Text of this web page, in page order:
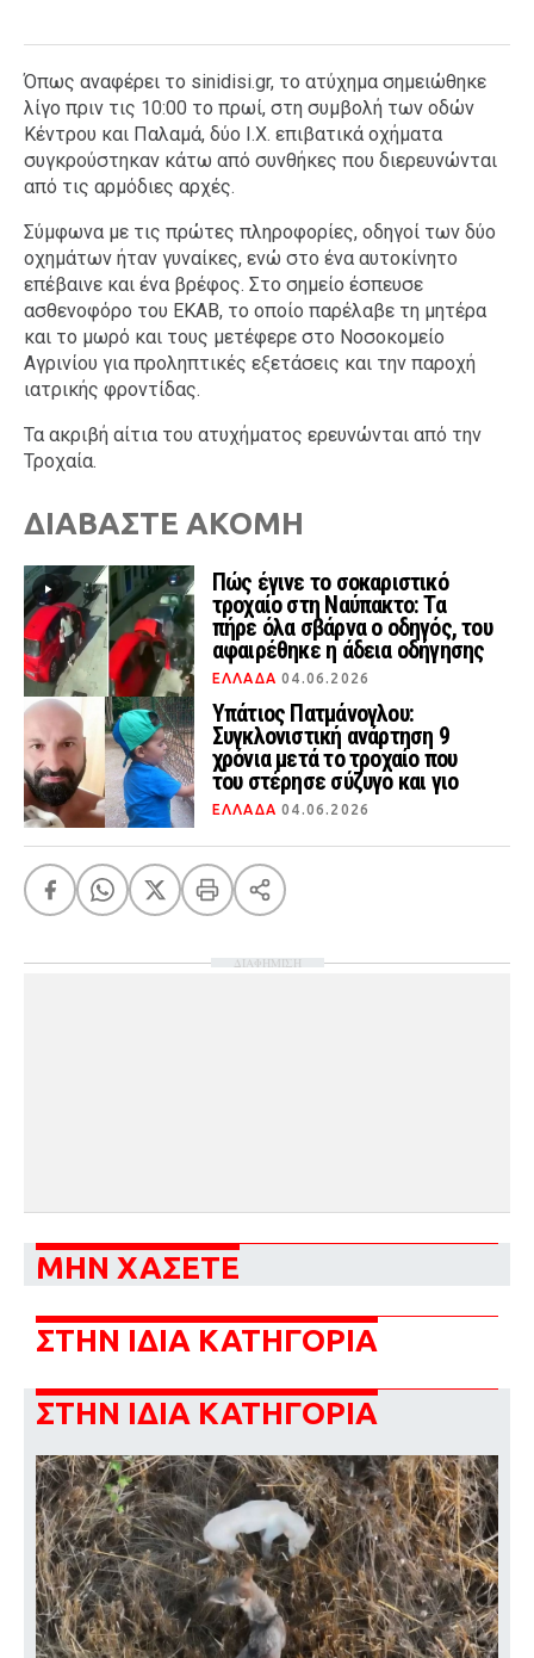
Όπως αναφέρει το sinidisi.gr, το ατύχημα σημειώθηκε
λίγο πριν τις 10:00 το πρωί, στη συμβολή των οδών
Κέντρου και Παλαμά, δύο Ι.Χ. επιβατικά οχήματα
συγκρούστηκαν κάτω από συνθήκες που διερευνώνται
από τις αρμόδιες αρχές.
Σύμφωνα με τις πρώτες πληροφορίες, οδηγοί των δύο
οχημάτων ήταν γυναίκες, ενώ στο ένα αυτοκίνητο
επέβαινε και ένα βρέφος. Στο σημείο έσπευσε
ασθενοφόρο του ΕΚΑΒ, το οποίο παρέλαβε τη μητέρα
και το μωρό και τους μετέφερε στο Νοσοκομείο
Αγρινίου για προληπτικές εξετάσεις και την παροχή
ιατρικής φροντίδας.
Τα ακριβή αίτια του ατυχήματος ερευνώνται από την
Τροχαία.
ΔΙΑΒΑΣΤΕ ΑΚΟΜΗ
Πώς έγινε το σοκαριστικό
τροχαίο στη Ναύπακτο: Τα
πήρε όλα σβάρνα ο οδηγός, του
αφαιρέθηκε η άδεια οδήγησης
ΕΛΛΑΔΑ 04.06.2026
Υπάτιος Πατμάνογλου:
Συγκλονιστική ανάρτηση 9
χρόνια μετά το τροχαίο που
του στέρησε σύζυγο και γιο
ΕΛΛΑΔΑ 04.06.2026
ΔΙΑΦΗΜΙΣΗ
ΜΗΝ ΧΑΣΕΤΕ
ΣΤΗΝ ΙΔΙΑ ΚΑΤΗΓΟΡΙΑ
ΣΤΗΝ ΙΔΙΑ ΚΑΤΗΓΟΡΙΑ